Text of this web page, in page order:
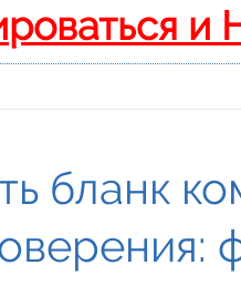
и
бланк